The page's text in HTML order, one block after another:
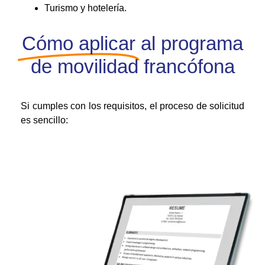
Turismo y hotelería.
Cómo aplicar al programa
de movilidad francófona
Si cumples con los requisitos, el proceso de solicitud
es sencillo: